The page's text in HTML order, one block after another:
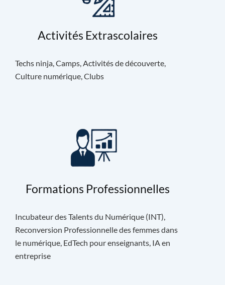
Activités Extrascolaires
Techs ninja, Camps, Activités de découverte,
Culture numérique, Clubs
Formations Professionnelles
Incubateur des Talents du Numérique (INT),
Reconversion Professionnelle des femmes dans
le numérique, EdTech pour enseignants, IA en
entreprise